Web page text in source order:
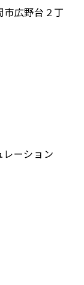
広野台２丁
ーション